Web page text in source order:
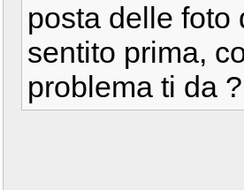
posta delle foto
sentito prima,
problema ti da ?